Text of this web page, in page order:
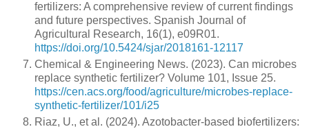
fertilizers: A comprehensive review of current findings
and future perspectives. Spanish Journal of
Agricultural Research, 16(1), e09R01.
https://doi.org/10.5424/sjar/2018161-12117
Chemical & Engineering News. (2023). Can microbes
replace synthetic fertilizer? Volume 101, Issue 25.
https://cen.acs.org/food/agriculture/microbes-replace-
synthetic-fertilizer/101/i25
Riaz, U., et al. (2024). Azotobacter-based biofertilizers: